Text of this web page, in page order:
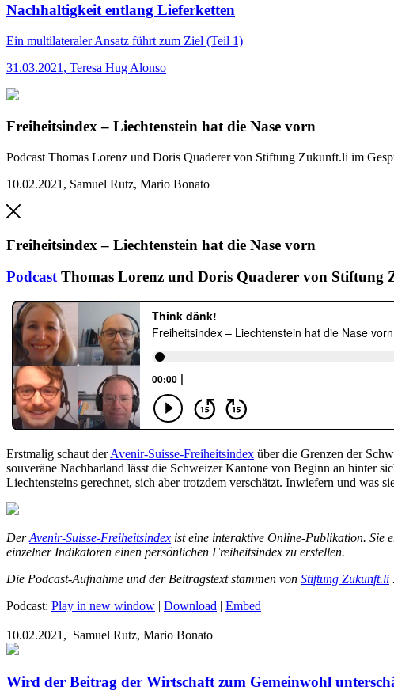
Nachhaltigkeit entlang Lieferketten
Ein multilateraler Ansatz führt zum Ziel (Teil 1)
31.03.2021 , Teresa Hug Alonso
Freiheitsindex – Liechtenstein hat die Nase vorn
Podcast Thomas Lorenz und Doris Quaderer von Stiftung Zukunft.li im
10.02.2021 , Samuel Rutz, Mario Bonato
Freiheitsindex – Liechtenstein hat die Nase vorn
Podcast Thomas Lorenz und Doris Quaderer von
Erstmalig schaut derAvenir-Suisse-Freiheitsindex über die Grenzen der
souveräne Nachbarland lässt die Schweizer Kantone von Beginn an hinter
Liechtensteins gerechnet, sich aber trotzdem verschätzt. Inwiefern und was
DerAvenir-Suisse-Freiheitsindex ist eine interaktive Online-Publikation. Sie
einzelner Indikatoren einen persönlichen Freiheitsindex zu erstellen.
Die Podcast-Aufnahme und der Beitragstext stammen von Stiftung Zukunft.li .
Podcast: Play in new window | Download | Embed
10.02.2021, Samuel Rutz, Mario Bonato
Wird der Beitrag der Wirtschaft zum Gemeinwohl